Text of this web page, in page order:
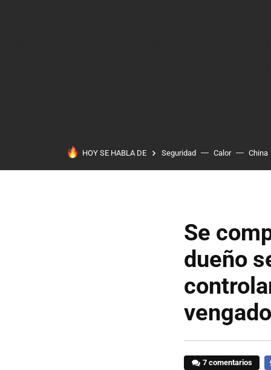
HOY SE HABLA DE Seguridad Calor China
Se
dueño
7 comentarios